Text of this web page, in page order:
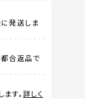
発送しま
都合返品で
す。詳しく